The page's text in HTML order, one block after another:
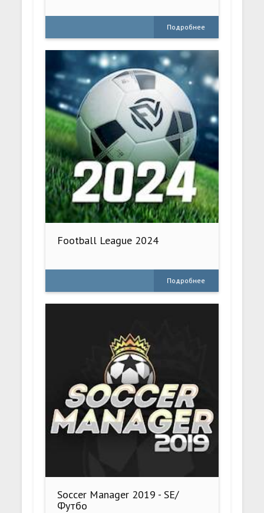
Подробнее
Football League 2024
Подробнее
Soccer Manager 2019 - SE/
Футбо